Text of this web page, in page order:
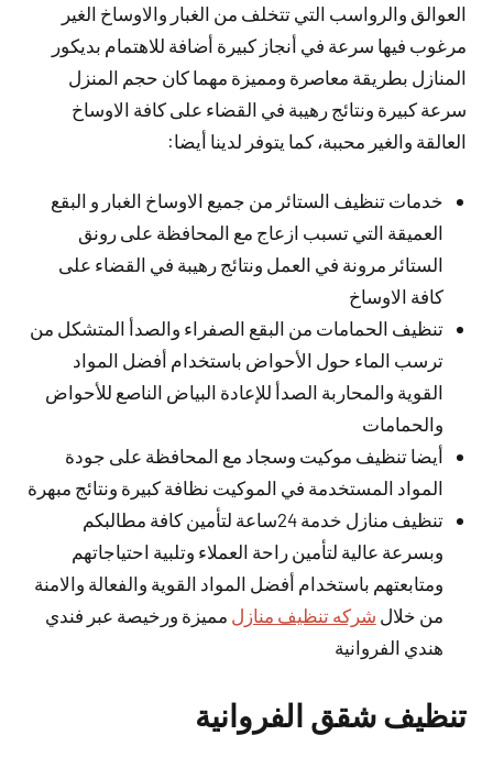
العوالق والرواسب التي تتخلف من الغبار والاوساخ الغير
مرغوب فيها سرعة في أنجاز كبيرة أضافة للاهتمام بديكور
المنازل بطريقة معاصرة ومميزة مهما كان حجم المنزل
سرعة كبيرة ونتائج رهيبة في القضاء على كافة الاوساخ
العالقة والغير محببة، كما يتوفر لدينا أيضا:
خدمات تنظيف الستائر من جميع الاوساخ الغبار و البقع
العميقة التي تسبب ازعاج مع المحافظة على رونق
الستائر مرونة في العمل ونتائج رهيبة في القضاء على
كافة الاوساخ
تنظيف الحمامات من البقع الصفراء والصدأ المتشكل من
ترسب الماء حول الأحواض باستخدام أفضل المواد
القوية والمحاربة الصدأ للإعادة البياض الناصع للأحواض
والحمامات
أيضا تنظيف موكيت وسجاد مع المحافظة على جودة
المواد المستخدمة في الموكيت نظافة كبيرة ونتائج مبهرة
تنظيف منازل خدمة 24ساعة لتأمين كافة مطالبكم
وبسرعة عالية لتأمين راحة العملاء وتلبية احتياجاتهم
ومتابعتهم باستخدام أفضل المواد القوية والفعالة والامنة
من خلال شركه تنظيف منازل مميزة ورخيصة عبر فندي
هندي الفروانية
تنظيف شقق الفروانية